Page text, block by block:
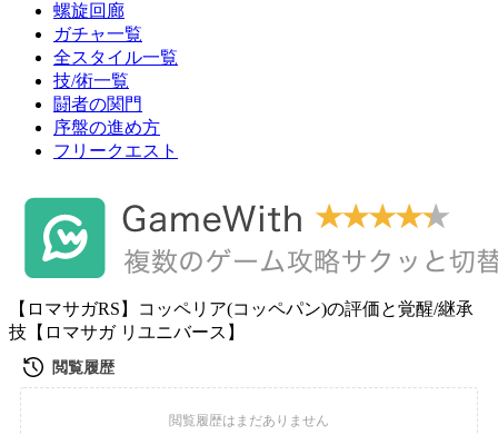
螺旋回廊
ガチャ一覧
全スタイル一覧
技/術一覧
闘者の関門
序盤の進め方
フリークエスト
【ロマサガRS】コッペリア(コッペパン)の評価と覚醒/継承
技【ロマサガ リユニバース】